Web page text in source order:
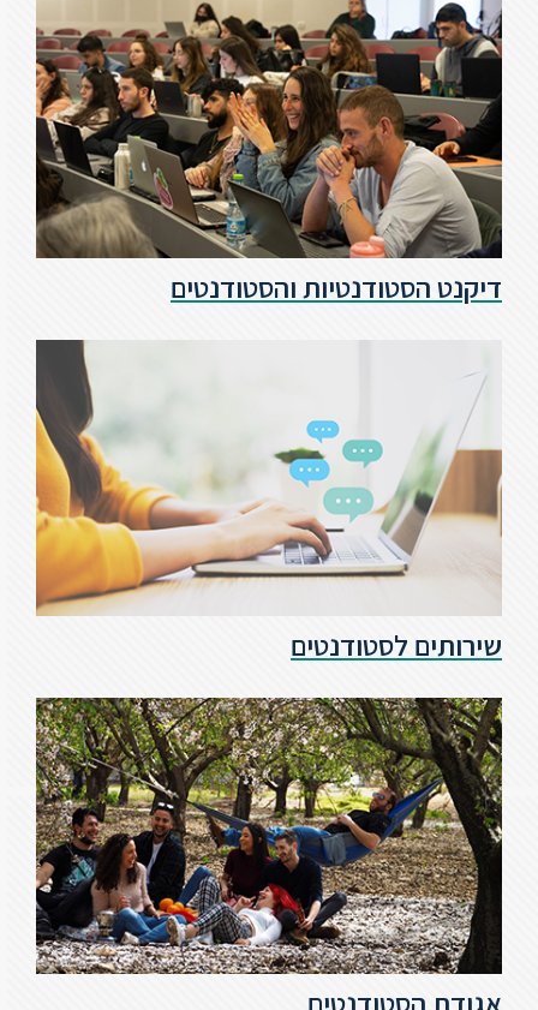
משרתי
מילואים
וכוחות
הביטחון
–
זכויות
והטבות
הרשמו
עכשיו
דיקנט הסטודנטיות והסטודנטים
שירותים לסטודנטים